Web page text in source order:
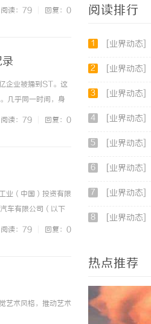
线办理移动流量卡
阅读：79 回复：0
企业被捅到ST。这
几乎同一时间，身
性破坏——断供晶圆、
阅读：79 回复：0
业（中国）投资有限
车有限公司（以下
司”的全面实力，
阅读：79 回复：0
艺术风格，推动艺术
阅读排行
1 [业界动态]
2 [业界动态]
3 [业界动态]
4 [业界动态]
5 [业界动态]
6 [业界动态]
7 [业界动态]
8 [业界动态]
热点推荐